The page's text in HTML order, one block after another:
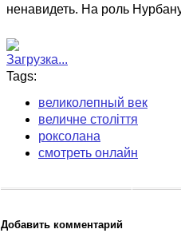
ненавидеть. На роль
Загрузка...
Tags:
великолепный век
величне століття
роксолана
смотреть онлайн
Добавить комментарий